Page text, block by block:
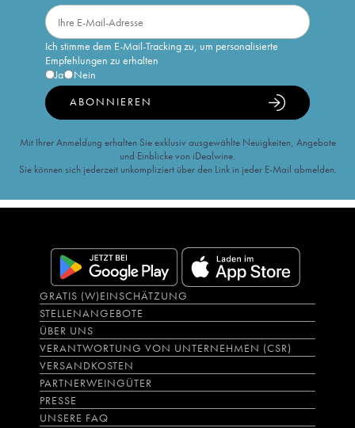
Ich stimme dem E-Mail-Tracking zu, um personalisierte
Empfehlungen zu erhalten
Ja
Nein
ABONNIEREN
Mit Ihrer Anmeldung erhalten Sie exklusiv ausgewählte Neuigkeiten, Angebote
und Einblicke von iDealwine.
Sie können sich jederzeit unkompliziert über den Link in jeder E-Mail abmelden.
GRATIS (W)EINSCHÄTZUNG
STELLENANGEBOTE
ÜBER UNS
VERANTWORTUNG VON UNTERNEHMEN (CSR)
VERSANDKOSTEN
PARTNERWEINGÜTER
PRESSE
UNSERE FAQ